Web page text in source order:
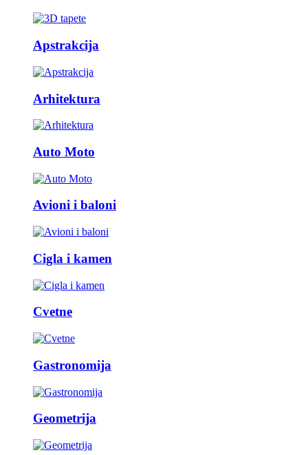
Apstrakcija
Arhitektura
Auto Moto
Avioni i baloni
Cigla i kamen
Cvetne
Gastronomija
Geometrija